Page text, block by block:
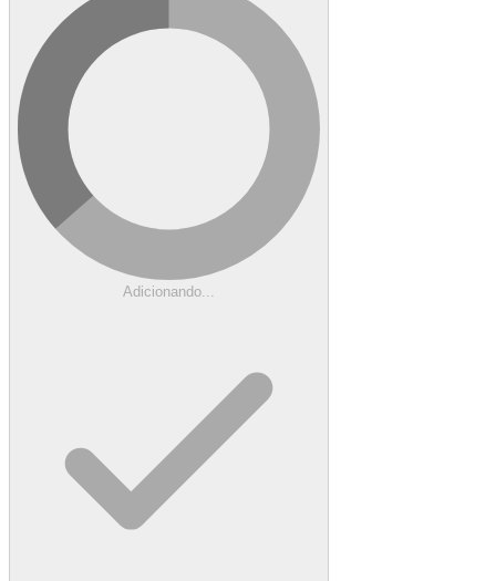
Adicionando...